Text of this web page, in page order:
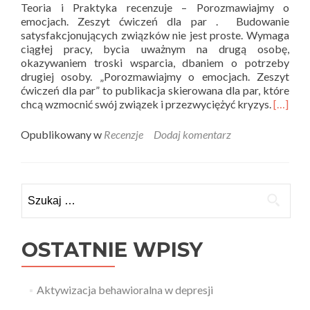
Teoria i Praktyka recenzuje – Porozmawiajmy o
emocjach. Zeszyt ćwiczeń dla par . Budowanie
satysfakcjonujących związków nie jest proste. Wymaga
ciągłej pracy, bycia uważnym na drugą osobę,
okazywaniem troski wsparcia, dbaniem o potrzeby
drugiej osoby. „Porozmawiajmy o emocjach. Zeszyt
ćwiczeń dla par” to publikacja skierowana dla par, które
chcą wzmocnić swój związek i przezwyciężyć kryzys.Read
[…]
Opublikowany w Recenzje Dodaj komentarz
OSTATNIE WPISY
Aktywizacja behawioralna w depresji